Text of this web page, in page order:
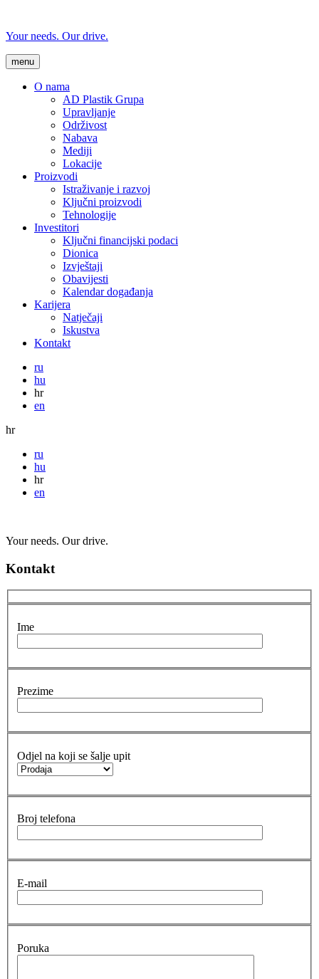
Your needs. Our drive.
menu
O nama
AD Plastik Grupa
Upravljanje
Održivost
Nabava
Mediji
Lokacije
Proizvodi
Istraživanje i razvoj
Ključni proizvodi
Tehnologije
Investitori
Ključni financijski podaci
Dionica
Izvještaji
Obavijesti
Kalendar događanja
Karijera
Natječaji
Iskustva
Kontakt
ru
hu
hr
en
hr
ru
hu
hr
en
Your needs. Our drive.
Kontakt
Ime
Prezime
Odjel na koji se šalje upit
Broj telefona
E-mail
Poruka